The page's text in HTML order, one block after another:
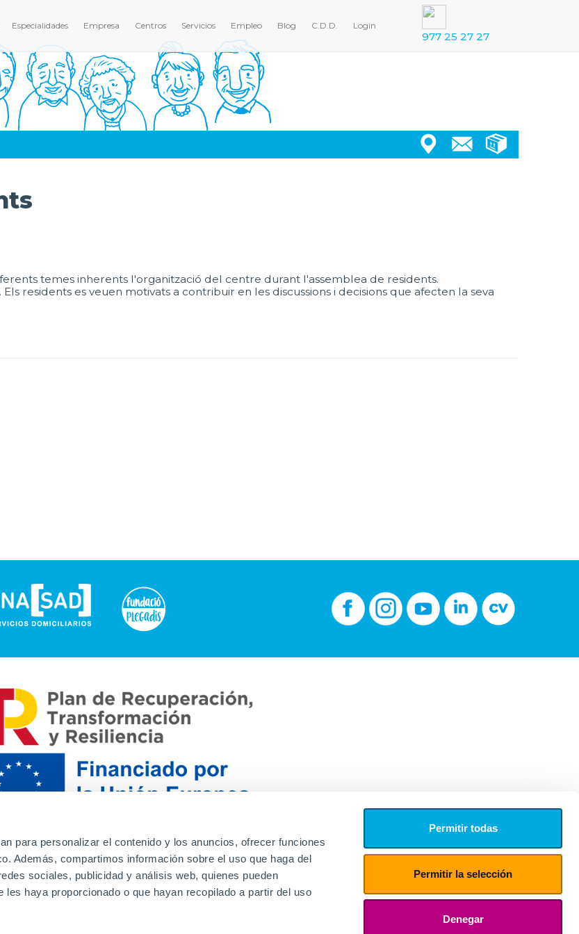
para personalizar el contenido y los anuncios, ofrecer funciones
Además, compartimos información sobre el uso que haga del
sociales, publicidad y análisis web, quienes pueden
les haya proporcionado o que hayan recopilado a partir del uso
Permitir todas
Permitir la selección
Denegar
Especialidades Empresa Centros Servicios Empleo Blog C.D.D. Login
977 25 27 27
temes inherents l'organització del centre durant l'assemblea de residents.
residents es veuen motivats a contribuir en les discussions i decisions que afecten la seva
Canal de denuncias Envia tu CV
Proveedores